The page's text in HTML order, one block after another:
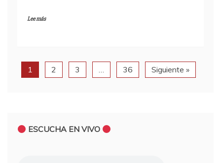
Lee más
1 2 3 … 36 Siguiente »
ESCUCHA EN VIVO